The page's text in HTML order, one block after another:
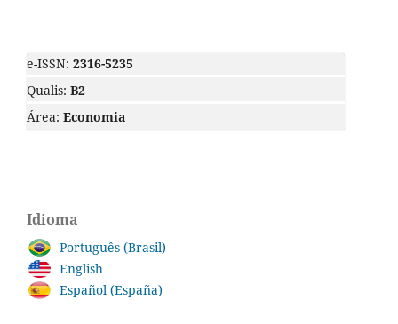
e-ISSN: 2316-5235
Qualis: B2
Área: Economia
Idioma
Português (Brasil)
English
Español (España)